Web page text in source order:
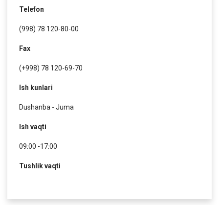
Telefon
(998) 78 120-80-00
Fax
(+998) 78 120-69-70
Ish kunlari
Dushanba - Juma
Ish vaqti
09:00 -17:00
Tushlik vaqti